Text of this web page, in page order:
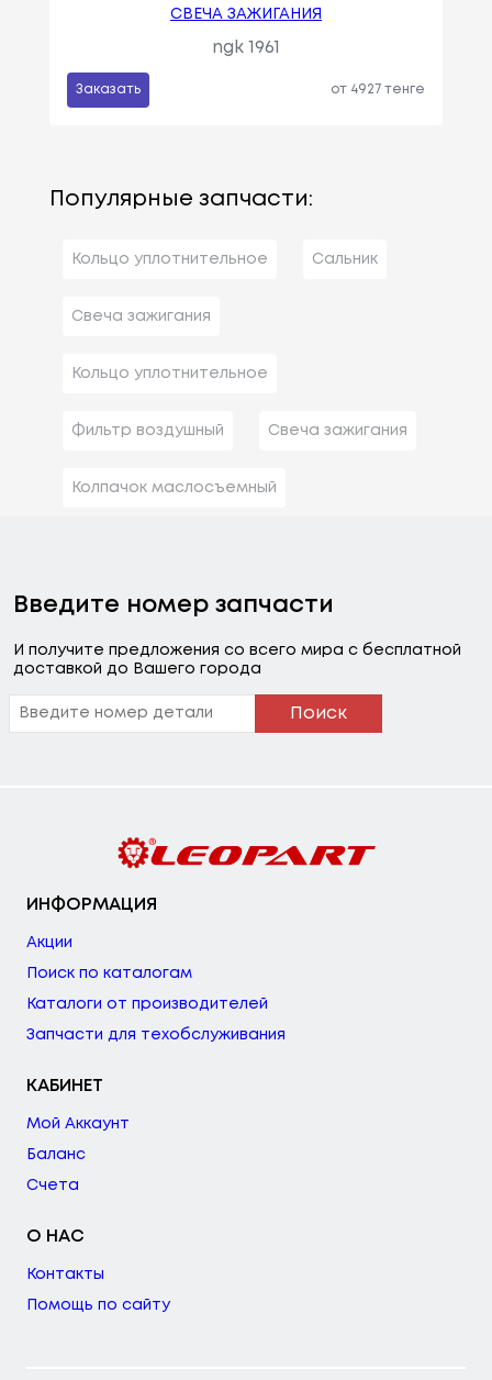
СВЕЧА ЗАЖИГАНИЯ
ngk 1961
Заказать от 4927 тенге
Популярные запчасти:
Кольцо уплотнительное Сальник
Свеча зажигания
Кольцо уплотнительное
Фильтр воздушный Свеча зажигания
Колпачок маслосъемный
Введите номер запчасти
И получите предложения со всего мира с бесплатной
доставкой до Вашего города
Поиск
ИНФОРМАЦИЯ
Акции
Поиск по каталогам
Каталоги от производителей
Запчасти для техобслуживания
КАБИНЕТ
Мой Аккаунт
Баланс
Счета
О НАС
Контакты
Помощь по сайту